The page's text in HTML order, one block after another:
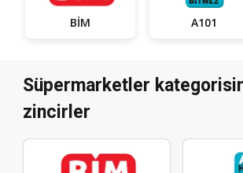
BİM A101
Süpermarketler
zincirler